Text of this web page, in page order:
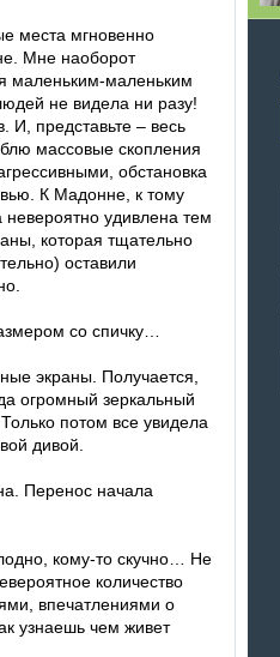
места мгновенно
Мне наоборот
маленьким-маленьким
не видела ни разу!
И, представьте – весь
массовые скопления
обстановка
К Мадонне, к тому
удивлена тем
которая тщательно
оставили
со спичку…
экраны. Получается,
огромный зеркальный
потом все увидела
дивой.
Перенос начала
кому-то скучно… Не
количество
впечатлениями о
узнаешь чем живет